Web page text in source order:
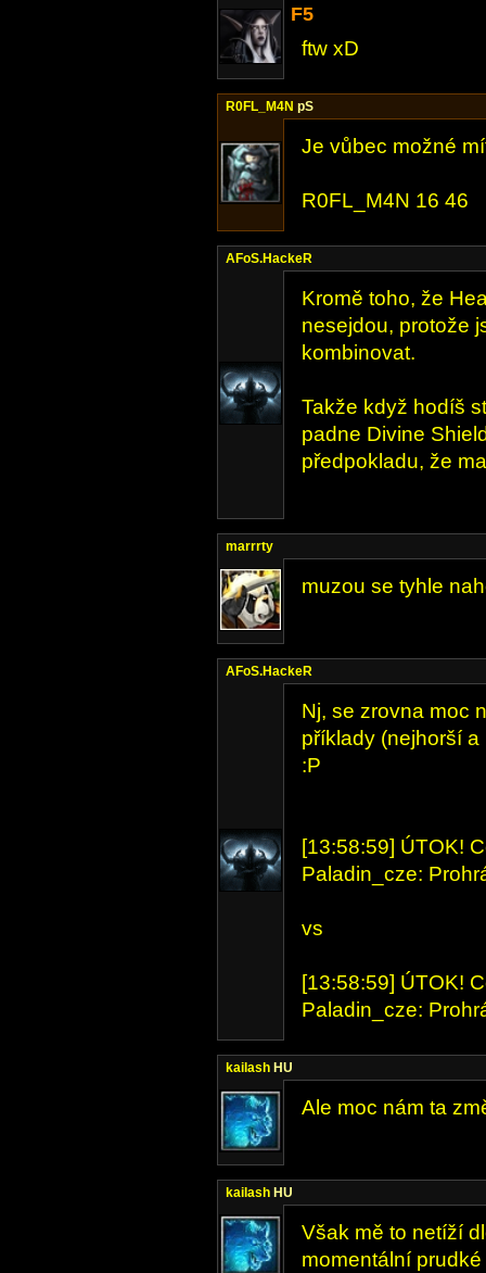
F5
ftw xD
R0FL_M4N pS
Je vůbec možné
R0FL_M4N 16 46
AFoS.HackeR
Kromě toho, že
nesejdou, protože
kombinovat.
Takže když hodíš
padne Divine
předpokladu, že
marrrty
muzou se tyhle
AFoS.HackeR
Nj, se zrovna moc
příklady (nejhorší
:P
[13:58:59] ÚTOK!
Paladin_cze:
vs
[13:58:59] ÚTOK!
Paladin_cze:
kailash HU
Ale moc nám ta
kailash HU
Však mě to netíží
momentální